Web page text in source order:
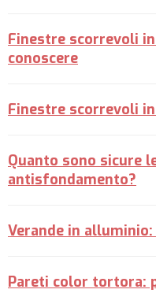
Finestre scorrevoli
conoscere
Finestre scorrevoli
Quanto sono sicure
antisfondamento?
Verande in
Pareti color tortora: